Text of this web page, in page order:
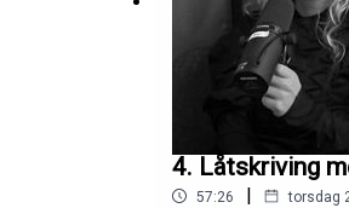
4. Låtskriving
57:26 | torsdag